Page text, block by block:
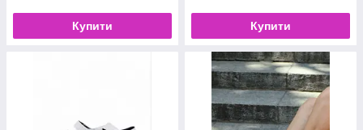
Купити Купити